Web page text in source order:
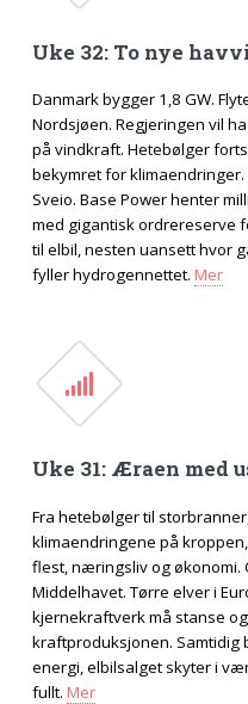
Uke 32: To nye
Danmark bygger 1,8 GW.
Nordsjøen. Regjeringen vil
på vindkraft. Hetebølger
bekymret for
Sveio. Base Power henter
med gigantisk ordrereserve
til elbil, nesten uansett hvor
fyller hydrogennettet. Mer
Uke 31: Æraen med
Fra hetebølger til
klimaendringene på
flest, næringsliv og økonomi.
Middelhavet. Tørre elver i
kjernekraftverk må stanse
kraftproduksjonen. Samtidig
energi, elbilsalget skyter i
fullt. Mer